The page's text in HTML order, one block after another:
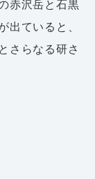
赤沢岳と石黒
ていると、
さらなる研さ